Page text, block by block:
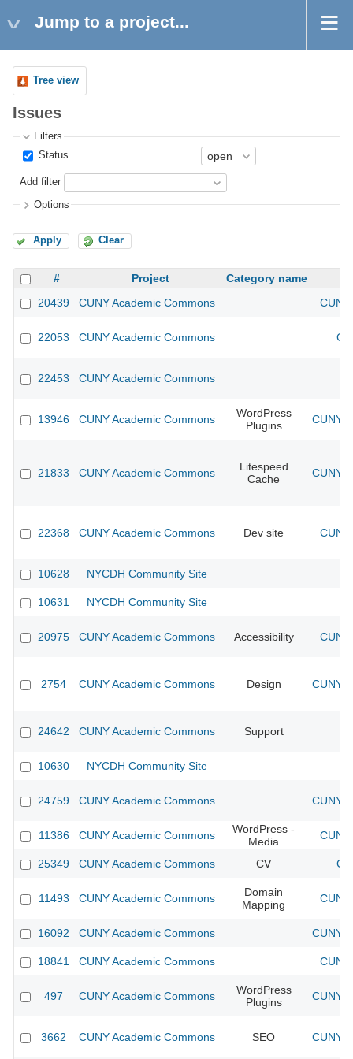
Jump to a project...
Tree view
Issues
Filters
Status
Add filter
Options
Apply Clear
# Project
Category name
20439
CUNY Academic Commons
22053 CUNY Academic Commons
22453 CUNY Academic Commons
13946 CUNY Academic Commons
WordPress
Plugins
CUNY
21833 CUNY Academic Commons
Litespeed
Cache
CUNY
22368 CUNY Academic Commons Dev site
10628 NYCDH Community Site
10631 NYCDH Community Site
20975 CUNY Academic Commons Accessibility
2754 CUNY Academic Commons Design CUNY
24642 CUNY Academic Commons Support
10630 NYCDH Community Site
24759 CUNY Academic Commons CUNY
11386 CUNY Academic Commons
WordPress -
Media
25349 CUNY Academic Commons CV
11493 CUNY Academic Commons
Domain
Mapping
16092 CUNY Academic Commons CUNY
18841 CUNY Academic Commons
497 CUNY Academic Commons
WordPress
Plugins
CUNY
3662 CUNY Academic Commons SEO CUNY